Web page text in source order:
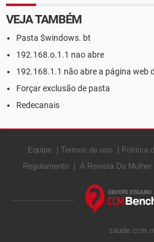
VEJA TAMBÉM
Pasta $windows. bt
192.168.o.1.1 nao abre
192.168.1.1 não abre a página web
Forçar exclusão de pasta
Redecanais
Equipe Termos de uso Política
Regulamento
A Revista Da Mulher